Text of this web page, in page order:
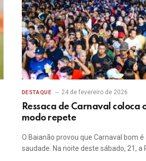
DESTAQUE 24 de fevereiro de 2026
Ressaca de Carnaval coloca
modo repete
O Baianão provou que Carnaval bom
saudade. Na noite deste sábado, 21, a